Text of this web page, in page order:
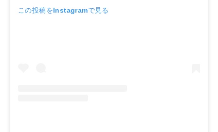
この投稿をInstagramで見る